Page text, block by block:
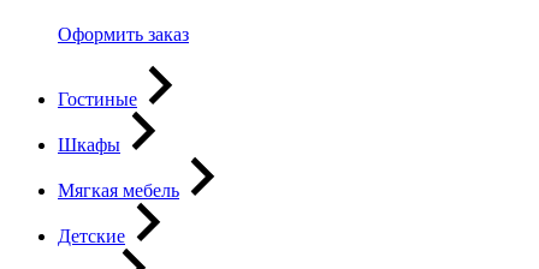
Оформить заказ
Гостиные
Шкафы
Мягкая мебель
Детские